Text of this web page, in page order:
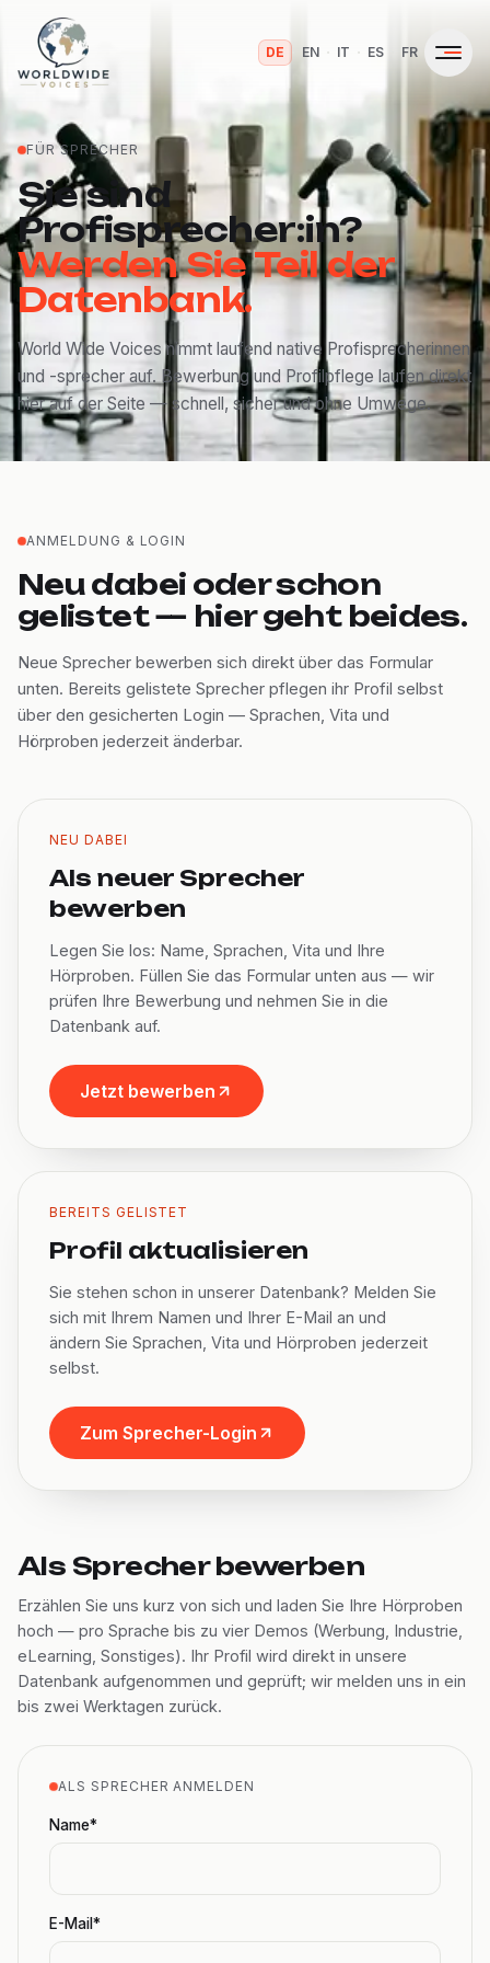
DE EN · IT · ES FR
FÜR SPRECHER
Sie sind
Profisprecher:in?
Werden Sie Teil der
Datenbank.
World Wide Voices nimmt laufend native Profisprecherinnen
und -sprecher auf. Bewerbung und Profilpflege laufen direkt
hier auf der Seite — schnell, sicher und ohne Umwege.
ANMELDUNG & LOGIN
Neu dabei oder schon
gelistet — hier geht beides.
Neue Sprecher bewerben sich direkt über das Formular
unten. Bereits gelistete Sprecher pflegen ihr Profil selbst
über den gesicherten Login — Sprachen, Vita und
Hörproben jederzeit änderbar.
NEU DABEI
Als neuer Sprecher
bewerben
Legen Sie los: Name, Sprachen, Vita und Ihre
Hörproben. Füllen Sie das Formular unten aus — wir
prüfen Ihre Bewerbung und nehmen Sie in die
Datenbank auf.
Jetzt bewerben
BEREITS GELISTET
Profil aktualisieren
Sie stehen schon in unserer Datenbank? Melden Sie
sich mit Ihrem Namen und Ihrer E-Mail an und
ändern Sie Sprachen, Vita und Hörproben jederzeit
selbst.
Zum Sprecher-Login
Als Sprecher bewerben
Erzählen Sie uns kurz von sich und laden Sie Ihre Hörproben
hoch — pro Sprache bis zu vier Demos (Werbung, Industrie,
eLearning, Sonstiges). Ihr Profil wird direkt in unsere
Datenbank aufgenommen und geprüft; wir melden uns in ein
bis zwei Werktagen zurück.
ALS SPRECHER ANMELDEN
Name*
E-Mail*